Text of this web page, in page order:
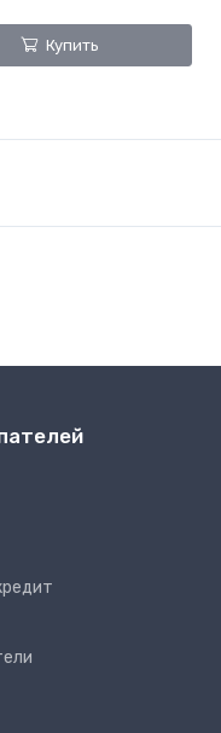
Купить